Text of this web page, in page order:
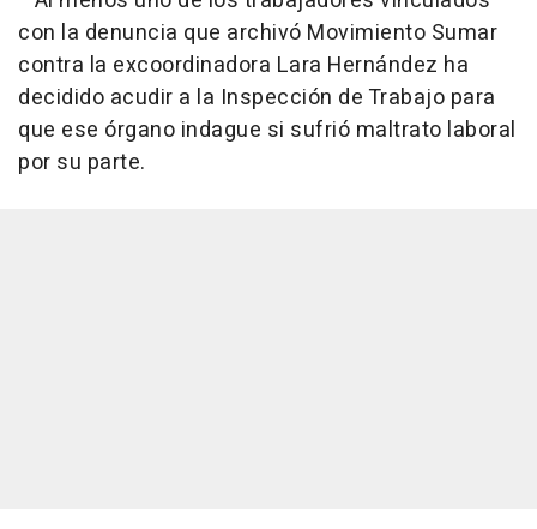
con la denuncia que archivó Movimiento Sumar
contra la excoordinadora Lara Hernández ha
decidido acudir a la Inspección de Trabajo para
que ese órgano indague si sufrió maltrato laboral
por su parte.